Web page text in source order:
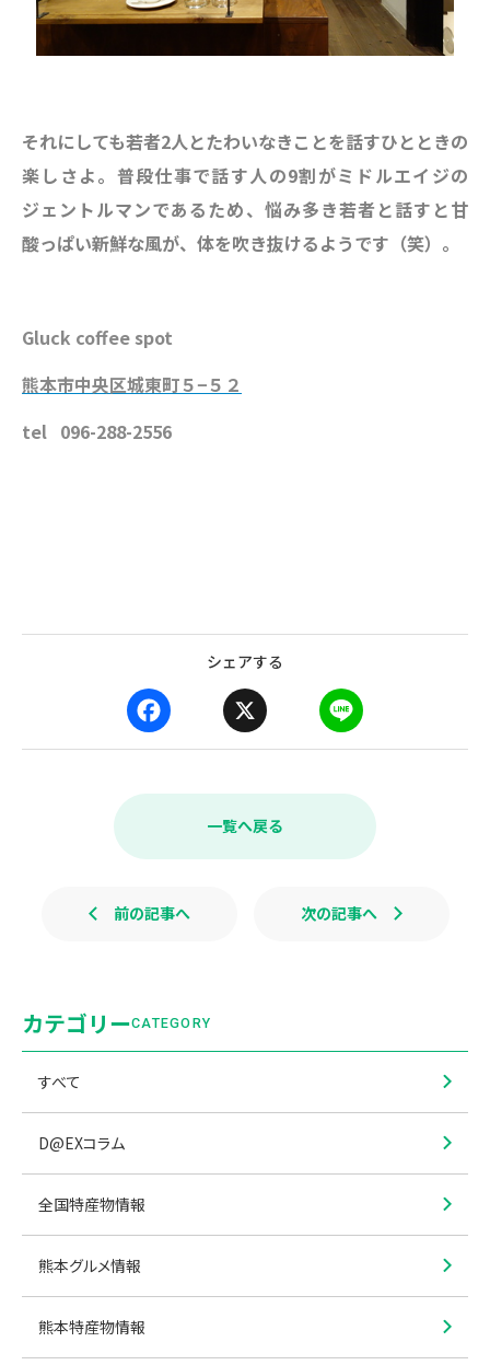
それにしても若者2人とたわいなきことを話すひとときの
楽しさよ。普段仕事で話す人の9割がミドルエイジの
ジェントルマンであるため、悩み多き若者と話すと甘
酸っぱい新鮮な風が、体を吹き抜けるようです（笑）。
Gluck coffee spot
熊本市中央区城東町５−５２
tel 096-288-2556
シェアする
a
e
k
i
e
一覧へ戻る
前の記事へ 次の記事へ
カテゴリーCATEGORY
すべて
D@EXコラム
全国特産物情報
熊本グルメ情報
熊本特産物情報